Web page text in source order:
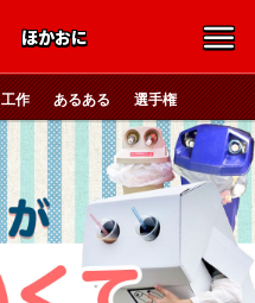
ほかおに
工作 あるある 選手権